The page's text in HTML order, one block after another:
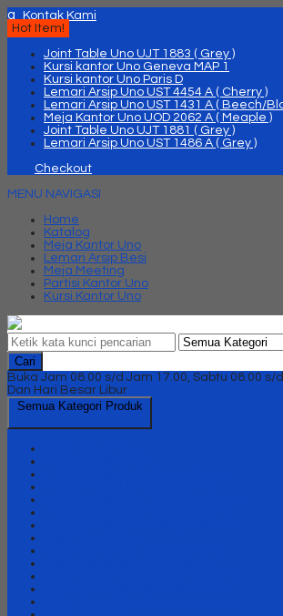
q
Kontak Kami
Hot Item!
Joint Table Uno UJT 1883 ( Grey )
Kursi kantor Uno Geneva MAP 1
Kursi kantor Uno Paris D
Lemari Arsip Uno UST 4454 A ( Cherry )
Lemari Arsip Uno UST 1431 A ( Beech/
Meja Kantor Uno UOD 2062 A ( Meaple )
Joint Table Uno UJT 1881 ( Grey )
Lemari Arsip Uno UST 1486 A ( Grey )
Checkout
MENU NAVIGASI
Home
Katalog
Meja Kantor Uno
Lemari Arsip Besi
Meja Meeting
Partisi Kantor Uno
Kursi Kantor Uno
Cari
Buka Jam 08.00 s/d Jam 17.00, Sabtu 08.00 s/
Dan Hari Besar Libur
Semua Kategori Produk